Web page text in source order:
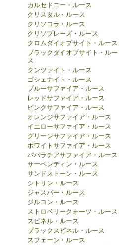
カルセドニー・ルース
クリスタル・ルース
クリソコラ・ルース
クリソプレーズ・ルース
クロムダイオプサイト・ルース
ブラックダイオプサイト・ルー
ス
クンツァイト・ルース
ゴシェナイト・ルース
ブルーサファイア・ルース
レッドサファイア・ルース
ピンクサファイア・ルース
オレンジサファイア・ルース
イエローサファイア・ルース
グリーンサファイア・ルース
ホワイトサファイア・ルース
パパラチアサファイア・ルース
サーペンティン・ルース
サンドストーン・ルース
シトリン・ルース
ジャスパー・ルース
ジルコン・ルース
ストロベリークォーツ・ルース
スピネル・ルース
ブラックスピネル・ルース
スフェーン・ルース